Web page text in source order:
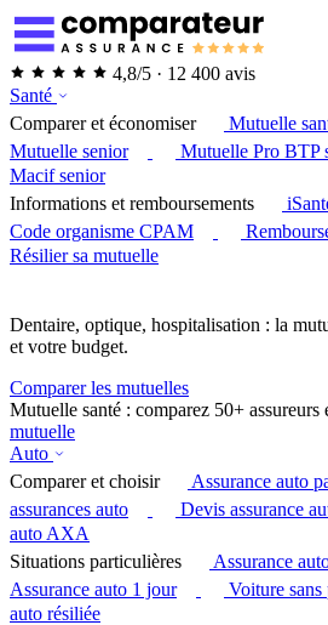
4,8/5 · 12 400 avis
Santé
Comparer et économiser
Mutuelle
Mutuelle senior
Mutuelle Pro BTP
Macif senior
Informations et remboursements
Code organisme CPAM
Résilier sa mutuelle
Dentaire, optique, hospitalisation : la
et votre budget.
Comparer les mutuelles
Mutuelle santé : comparez 50+ assureurs
mutuelle
Auto
Comparer et choisir
Assurance auto
assurances auto
Devis assurance
auto AXA
Situations particulières
Assurance
Assurance auto 1 jour
Voiture sans
auto résiliée